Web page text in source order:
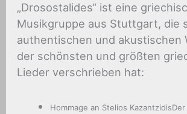
„Drosostalides“ ist eine
Musikgruppe aus Stuttgart, die
authentischen und akustischen
der schönsten und größten
Lieder verschrieben hat:
Hommage an Stelios Kazantzidis